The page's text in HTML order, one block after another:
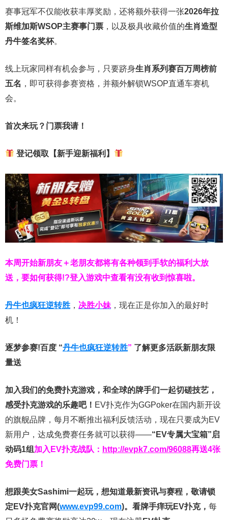
赛事冠军不仅能收获丰厚奖励，还将额外获得一张2026年拉
斯维加斯WSOP主赛事门票 ，以及极具收藏价值的生肖造型
丹牛签名奖杯。
线上玩家同样有机会参与，只要跻身生肖系列赛百万周榜前
五名 ，即可获得参赛资格，并额外解锁WSOP直通车赛机
会。
首次来玩？门票我请！
登记领取【新手迎新福利】
本周开始新朋友＋老朋友都将有各种领到手软的福利大放
送，要如何获得!?登入游戏中查看有没有收到惊喜啦。
丹牛也疯狂逆转胜 ， 决胜小妹 ，现在正是你加入的最好时
机！
逐梦参赛!百度 “丹牛也疯狂逆转胜” 了解更多活跃新朋友限
量送
加入我们的免费扑克游戏，和全球的牌手们一起切磋技艺，
感受扑克游戏的乐趣吧！ EV扑克作为GGPoker在国内新开设
的旗舰品牌，每月不断推出福利反馈活动，现在只要成为EV
新用户，达成免费赛任务就可以获得——“EV专属大宝箱”启
动码1组 加入EV扑克战队： http://evpk7.com/96088再送4张
免费门票！
想跟美女Sashimi一起玩， 想知道最新资讯与赛程， 敬请锁
定EV扑克官网(www.evp99.com)。 看牌手痒玩EV扑克， 每